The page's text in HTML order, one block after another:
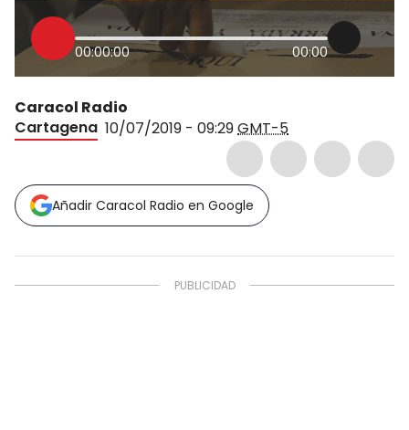
00:00:00 00:00
Caracol Radio
Cartagena 10/07/2019 - 09:29GMT-5
Añadir Caracol Radio en Google